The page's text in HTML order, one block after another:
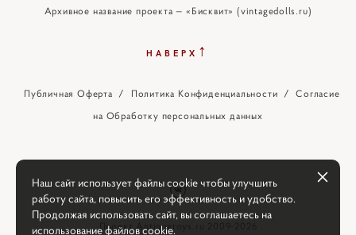
Архивное название проекта — «Бисквит» (vintagedolls.ru)
НАВЕРХ ↑
Публичная Оферта / Политика Конфиденциальности /Согласие
на Обработку персональных данных
Проект Antiquetoys.ru 2009-2026
Наш сайт использует файлы cookie чтобы улучшить
работу сайта, повысить его эффективность и удобство.
Продолжая использовать сайт, вы соглашаетесь на
использование файлов cookie.